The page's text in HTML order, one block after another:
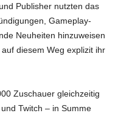
Publisher nutzten das
Gameplay-
Neuheiten hinzuweisen
diesem Weg explizit ihr
Zuschauer gleichzeitig
Twitch – in Summe